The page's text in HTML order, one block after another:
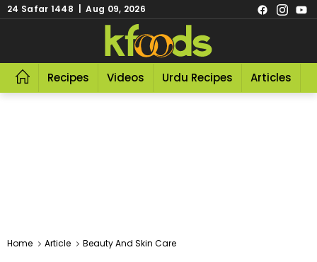
24 Safar 1448 | Aug 09, 2026
Recipes Videos Urdu Recipes Articles
Home Article Beauty And Skin Care